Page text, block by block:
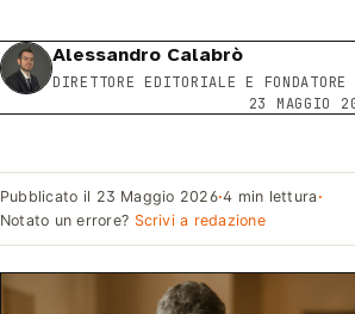
Alessandro Calabrò
DIRETTORE EDITORIALE E FONDATORE
23 MAGGIO
Pubblicato il 23 Maggio 2026·4 min lettura ·
Notato un errore? Scrivi a redazione